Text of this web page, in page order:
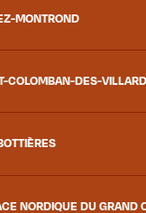
MONTROND
COLOMBAN-DES-
NORDIQUE DU GRAND